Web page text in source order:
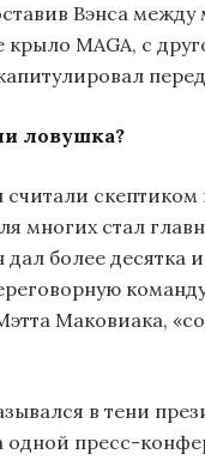
Вэнса
MAGA, с
ловушка?
многих стал
более десятка
Маковиака,
в тени
одной пресс-